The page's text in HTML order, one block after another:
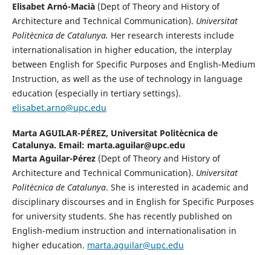
Elisabet Arnó-Macià(Dept of Theory and History of
Architecture and Technical Communication). Universitat
Politècnica de Catalunya. Her research interests include
internationalisation in higher education, the interplay
between English for Specific Purposes and English-Medium
Instruction, as well as the use of technology in language
education (especially in tertiary settings).
elisabet.arno@upc.edu
Marta AGUILAR-PÉREZ, Universitat Politècnica de
Catalunya. Email: marta.aguilar@upc.edu
Marta Aguilar-Pérez(Dept of Theory and History of
Architecture and Technical Communication). Universitat
Politècnica de Catalunya. She is interested in academic and
disciplinary discourses and in English for Specific Purposes
for university students. She has recently published on
English-medium instruction and internationalisation in
higher education. marta.aguilar@upc.edu